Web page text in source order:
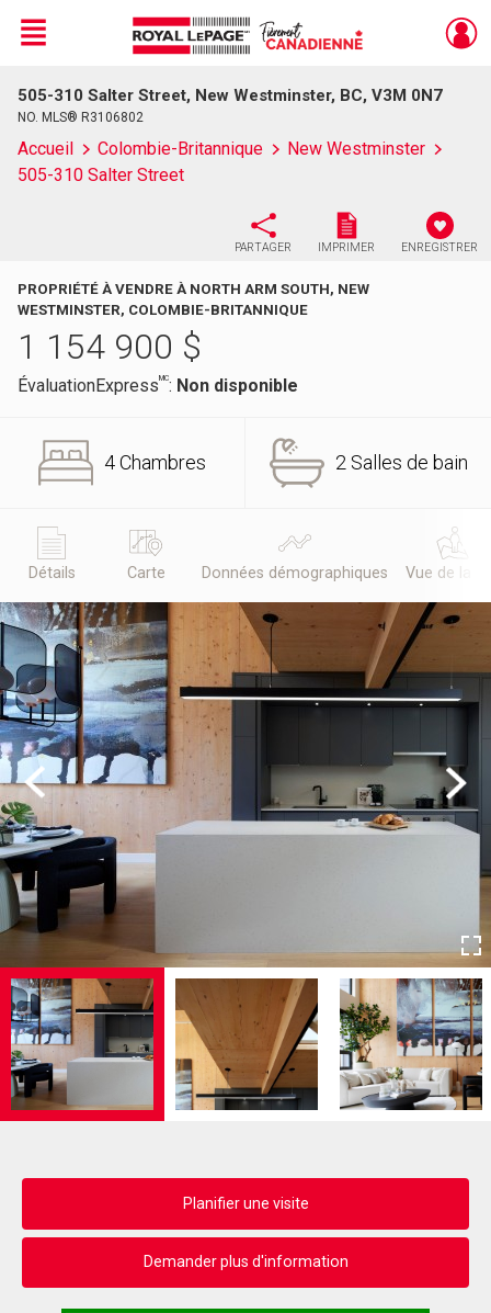
Live
En Direct
Menu
505-310 Salter Street, New Westminster, BC, V3M 0N7
NO. MLS® R3106802
Accueil Colombie-Britannique
New Westminster
505-310 Salter Street
PARTAGER IMPRIMER ENREGISTRER
PROPRIÉTÉ À VENDRE À NORTH ARM SOUTH, NEW
WESTMINSTER, COLOMBIE-BRITANNIQUE
1 154 900 $
ÉvaluationExpressMC: Non disponible
4 Chambres 2 Salles de bain
Détails Carte Données démographiques Vue de la
Previous Next
Planifier une visite
Demander plus d'information